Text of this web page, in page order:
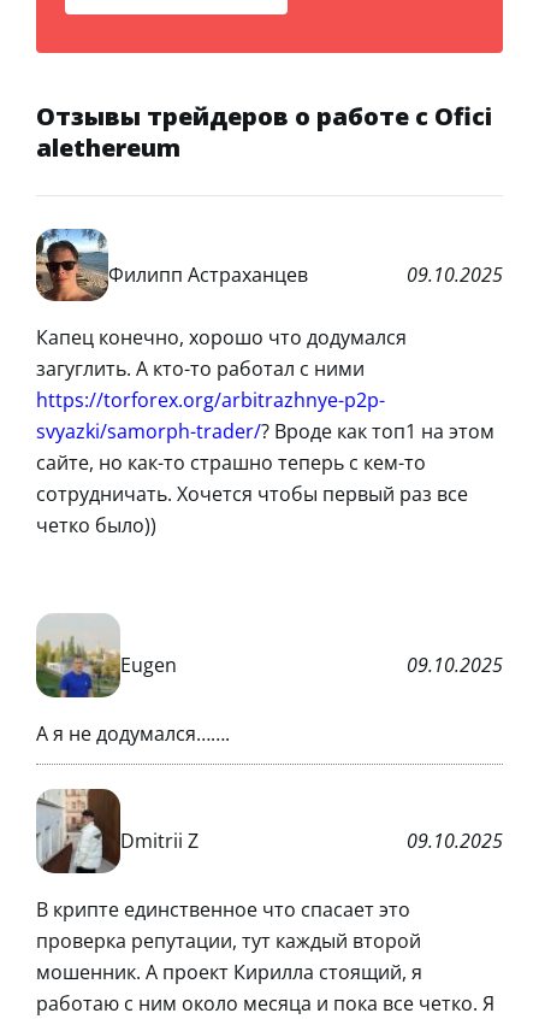
Отзывы трейдеров о работе с Ofici
alethereum
Филипп Астраханцев 09.10.2025
Капец конечно, хорошо что додумался
загуглить. А кто-то работал с ними
https://torforex.org/arbitrazhnye-p2p-
svyazki/samorph-trader/? Вроде как топ1 на этом
сайте, но как-то страшно теперь с кем-то
сотрудничать. Хочется чтобы первый раз все
четко было))
Eugen 09.10.2025
А я не додумался…….
Dmitrii Z 09.10.2025
В крипте единственное что спасает это
проверка репутации, тут каждый второй
мошенник. А проект Кирилла стоящий, я
работаю с ним около месяца и пока все четко. Я